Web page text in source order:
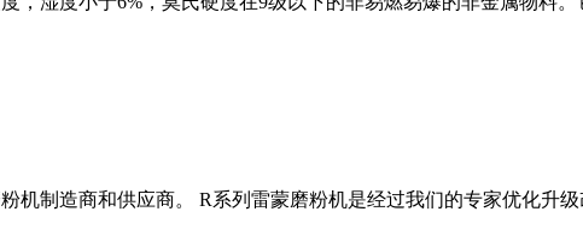
机制造商和供应商。 R系列雷蒙磨粉机是经过我们的专家优化升